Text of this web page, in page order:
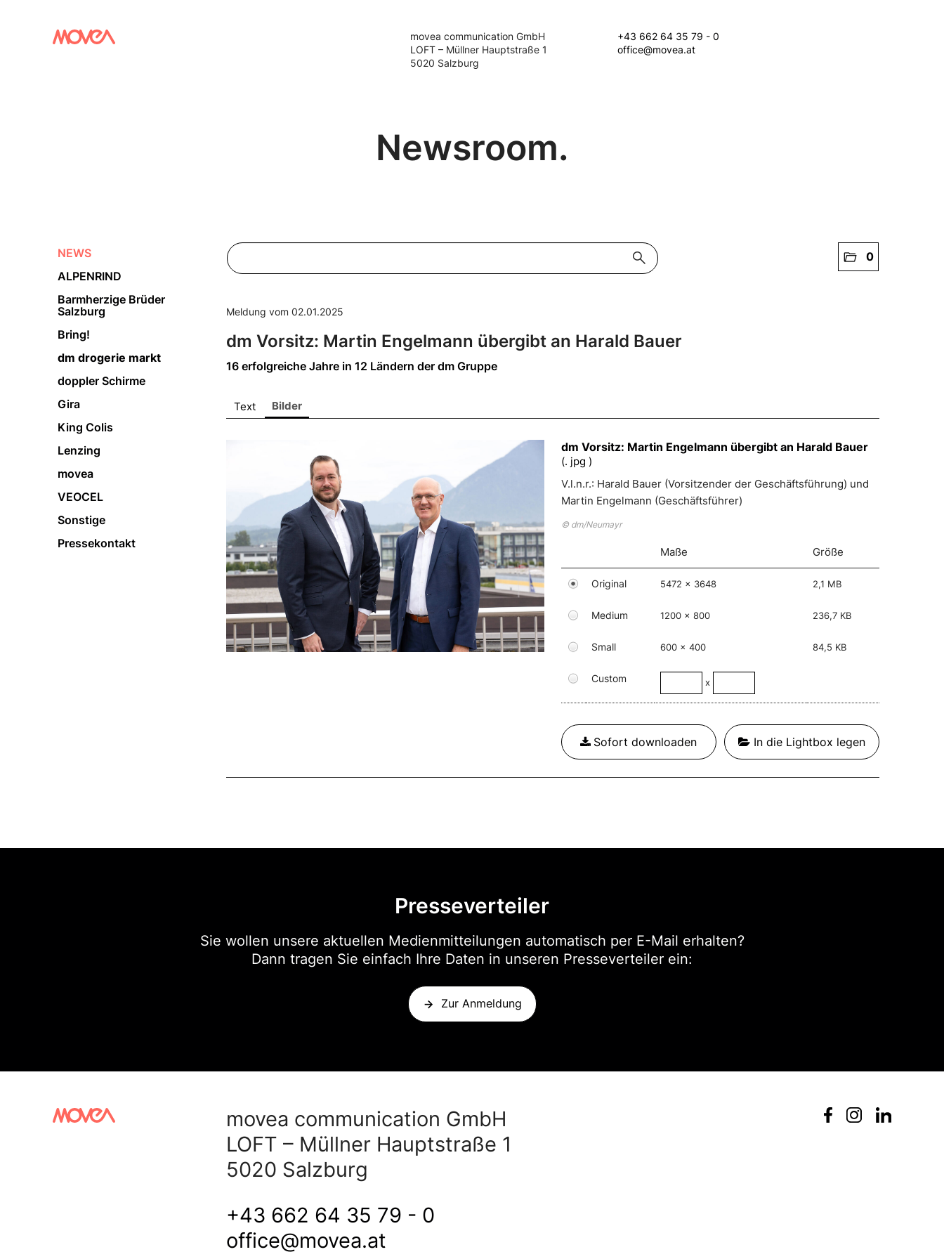
movea communication GmbH
LOFT – Müllner Hauptstraße 1
5020 Salzburg
+43 662 64 35 79 - 0
office@movea.at
Newsroom.
search folder_open 0
NEWS
ALPENRIND
Barmherzige Brüder
Salzburg
Bring!
dm drogerie markt
doppler Schirme
Gira
King Colis
Lenzing
movea
VEOCEL
Sonstige
Pressekontakt
Meldung vom 02.01.2025
dm Vorsitz: Martin Engelmann übergibt an Harald Bauer
16 erfolgreiche Jahre in 12 Ländern der dm Gruppe
Text Bilder
dm Vorsitz: Martin Engelmann übergibt an Harald Bauer
(. jpg )
V.l.n.r.: Harald Bauer (Vorsitzender der Geschäftsführung) und
Martin Engelmann (Geschäftsführer)
© dm/Neumayr
Maße Größe
Original 5472 x 3648 2,1 MB
Medium 1200 x 800 236,7 KB
Small 600 x 400 84,5 KB
Custom x
Sofort downloaden In die Lightbox legen
Presseverteiler
Sie wollen unsere aktuellen Medienmitteilungen automatisch per E-Mail erhalten?
Dann tragen Sie einfach Ihre Daten in unseren Presseverteiler ein:
Zur Anmeldung
movea communication GmbH
LOFT – Müllner Hauptstraße 1
5020 Salzburg
+43 662 64 35 79 - 0
office@movea.at